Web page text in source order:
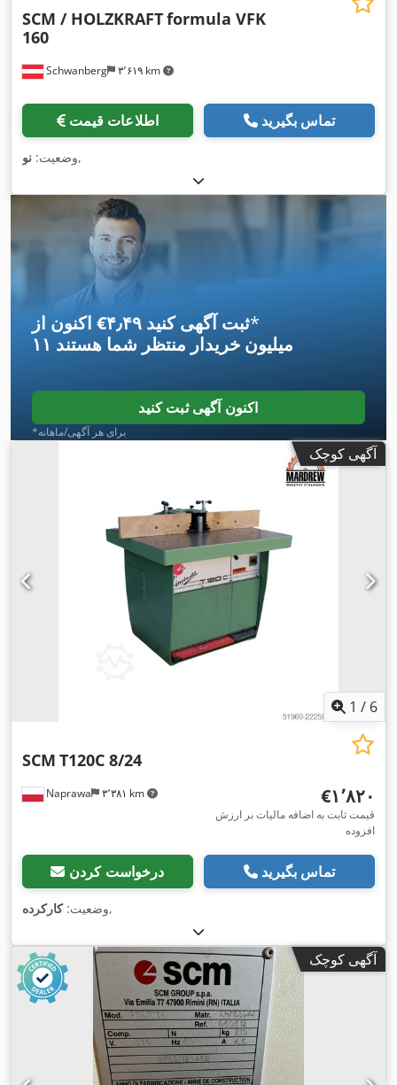
Schwanberg ۳٬۶۱۹ km
SCM / HOLZKRAFTformula VFK
160
اطلاعات قیمت تماس بگیرید
وضعیت: نو ,
اکنون از ‎€۴٫۴۹ ثبت آگهی کنید*
۱۱ میلیون خریدار منتظر شما هستند
اکنون آگهی ثبت کنید
*برای هر آگهی/ماهانه
آگهی کوچک
1 / 6
Naprawa ۳٬۳۸۱ km
SCM T120C 8/24
‎€۱٬۸۲۰
قیمت ثابت به اضافه مالیات بر ارزش
افزوده
درخواست کردن تماس بگیرید
وضعیت:کارکرده ,
آگهی کوچک